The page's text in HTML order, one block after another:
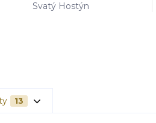
Svatý Hostýn
13